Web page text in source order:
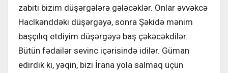
zabiti bizim düşərgələrə gələcəklər. Onlar əvvəkcə
Haclkənddəki düşərgəyə, sonra Şəkidə mənim
başçılıq etdiyim düşərgəyə baş çəkəcəkdilər.
Bütün fədailər sevinc içərisində idilər. Güman
edirdik ki, yəqin, bizi İrana yola salmaq üçün